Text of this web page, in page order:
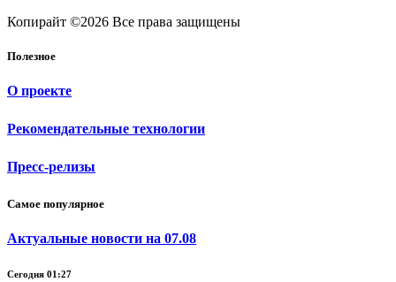
Копирайт ©2026 Все права защищены
Полезное
О проекте
Рекомендательные технологии
Пресс-релизы
Самое популярное
Актуальные новости на 07.08
Сегодня 01:27